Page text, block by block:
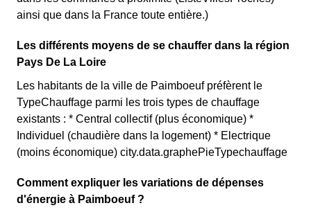
ainsi que dans la France toute entière.)
Les différents moyens de se chauffer dans la région
Pays De La Loire
Les habitants de la ville de Paimboeuf préfèrent le
TypeChauffage parmi les trois types de chauffage
existants : * Central collectif (plus économique) *
Individuel (chaudière dans la logement) * Electrique
(moins économique) city.data.graphePieTypechauffage
Comment expliquer les variations de dépenses
d'énergie à Paimboeuf ?